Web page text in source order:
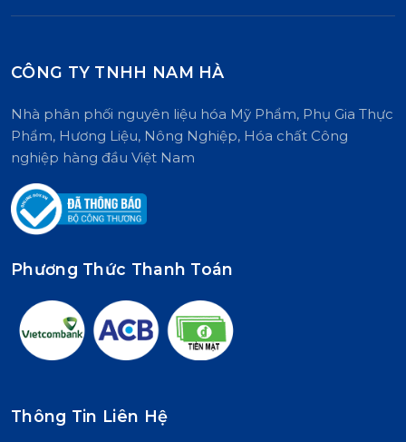
CÔNG TY TNHH NAM HÀ
Nhà phân phối nguyên liệu hóa Mỹ Phẩm, Phụ Gia Thực
Phẩm, Hương Liệu, Nông Nghiệp, Hóa chất Công
nghiệp hàng đầu Việt Nam
Phương Thức Thanh Toán
Thông Tin Liên Hệ